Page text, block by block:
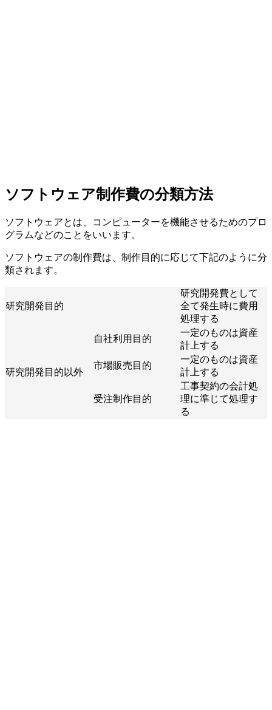
ソフトウェア制作費の分類方法
ソフトウェアとは、コンピューターを機能させるためのプロ
グラムなどのことをいいます。
ソフトウェアの制作費は、制作目的に応じて下記のように分
類されます。
研究開発目的
研究開発費として
全て発生時に費用
処理する
研究開発目的以外
自社利用目的
一定のものは資産
計上する
市場販売目的
一定のものは資産
計上する
受注制作目的
工事契約の会計処
理に準じて処理す
る